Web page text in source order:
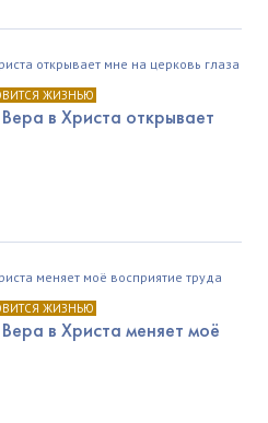
ЖИЗНЬЮ
в Христа открывает
ЖИЗНЬЮ
в Христа меняет моё